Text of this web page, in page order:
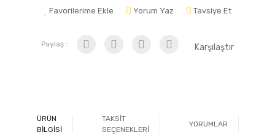
Favorilerime Ekle Yorum Yaz Tavsiye Et
Paylaş : Karşılaştır
ÜRÜN
BİLGİSİ
TAKSİT
SEÇENEKLERİ
YORUMLAR